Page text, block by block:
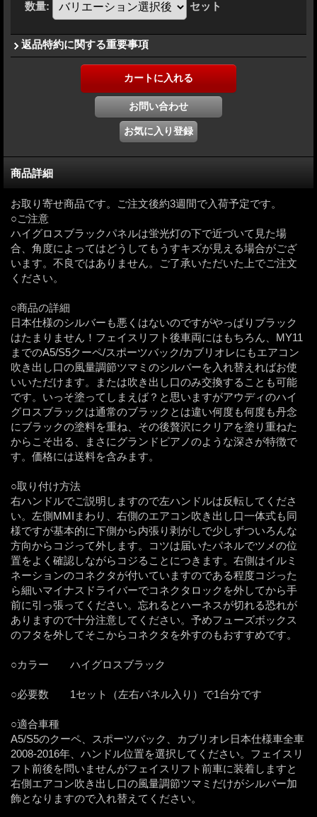
数量: セット
返品特約に関する重要事項
商品詳細
お取り寄せ商品です。ご注文後約3週間で入荷予定です。
○ご注意
ハイグロスブラックパネルは蛍光灯の下で近づいて見た場
合、角度によってはどうしてもうすキズが見える場合がござ
います。不良ではありません。ご了承いただいた上でご注文
ください。
○商品の詳細
日本仕様のシルバーも悪くはないのですがやっぱりブラック
はたまりません！フェイスリフト後車両にはもちろん、MY11
までのA5/S5クーペ/スポーツバック/カブリオレにもエアコン
吹き出し口の風量調節ツマミのシルバーを入れ替えればお使
いいただけます。または吹き出し口のみ交換することも可能
です。いっそ塗ってしまえば？と思いますがアウディのハイ
グロスブラックは通常のブラックとは違い何度も何度も丹念
にブラックの塗料を重ね、その後贅沢にクリアを塗り重ねた
からこそ出る、まさにグランドピアノのような深さが特徴で
す。価格には送料を含みます。
○取り付け方法
右ハンドルでご説明しますので左ハンドルは反転してくださ
い。左側MMIまわり、右側のエアコン吹き出し口一体式も同
様ですが基本的に下側から内張り剥がしで少しずついろんな
方向からコジって外します。コツは届いたパネルでツメの位
置をよく確認しながらコジることにつきます。右側はイルミ
ネーションのコネクタが付いていますのである程度コジった
ら細いマイナスドライバーでコネクタロックを外してから手
前に引っ張ってください。忘れるとハーネスが切れる恐れが
ありますので十分注意してください。予めフューズボックス
のフタを外してそこからコネクタを外すのもおすすめです。
○カラー ハイグロスブラック
○必要数 1セット（左右パネル入り）で1台分です
○適合車種
A5/S5のクーペ、スポーツバック、カブリオレ日本仕様車全車
2008-2016年、ハンドル位置を選択してください。フェイスリ
フト前後を問いませんがフェイスリフト前車に装着しますと
右側エアコン吹き出し口の風量調節ツマミだけがシルバー加
飾となりますので入れ替えてください。